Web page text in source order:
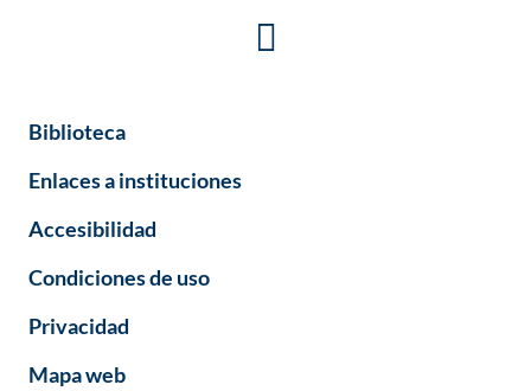
Biblioteca
Enlaces a instituciones
Accesibilidad
Condiciones de uso
Privacidad
Mapa web